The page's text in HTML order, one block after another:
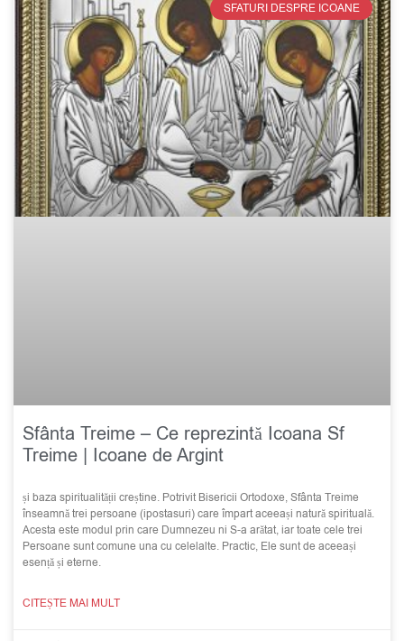
SFATURI DESPRE ICOANE
Sfânta Treime – Ce reprezintă Icoana Sf
Treime | Icoane de Argint
și baza spiritualității creștine. Potrivit Bisericii Ortodoxe, Sfânta Treime
înseamnă trei persoane (ipostasuri) care împart aceeași natură spirituală.
Acesta este modul prin care Dumnezeu ni S-a arătat, iar toate cele trei
Persoane sunt comune una cu celelalte. Practic, Ele sunt de aceeași
esență și eterne.
CITEȘTE MAI MULT